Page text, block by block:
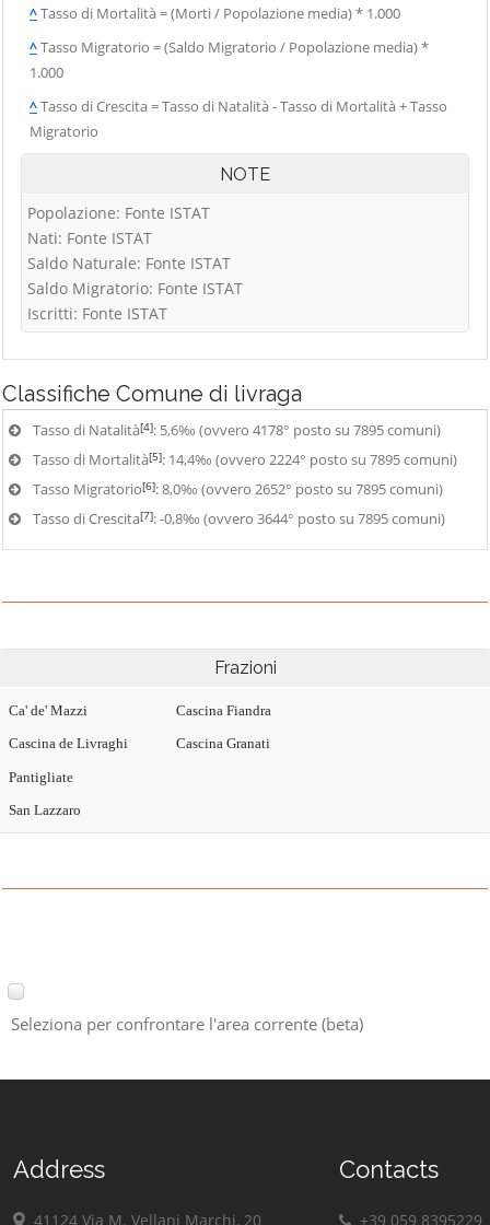
^Tasso di Mortalità = (Morti / Popolazione media) * 1.000
^Tasso Migratorio = (Saldo Migratorio / Popolazione media) *
1.000
^Tasso di Crescita = Tasso di Natalità - Tasso di Mortalità + Tasso
Migratorio
NOTE
Popolazione: Fonte ISTAT
Nati: Fonte ISTAT
Saldo Naturale: Fonte ISTAT
Saldo Migratorio: Fonte ISTAT
Iscritti: Fonte ISTAT
Classifiche Comune di livraga
Tasso di Natalità[4]: 5,6‰ (ovvero 4178° posto su 7895 comuni)
Tasso di Mortalità[5]: 14,4‰ (ovvero 2224° posto su 7895 comuni)
Tasso Migratorio[6]: 8,0‰ (ovvero 2652° posto su 7895 comuni)
Tasso di Crescita[7]: -0,8‰ (ovvero 3644° posto su 7895 comuni)
Frazioni
Ca' de' Mazzi
Cascina de Livraghi
Cascina Fiandra
Cascina Granati
Pantigliate
San Lazzaro
Seleziona per confrontare l'area corrente (beta)
Address
41124 Via M. Vellani Marchi, 20
Contacts
+39 059 8395229